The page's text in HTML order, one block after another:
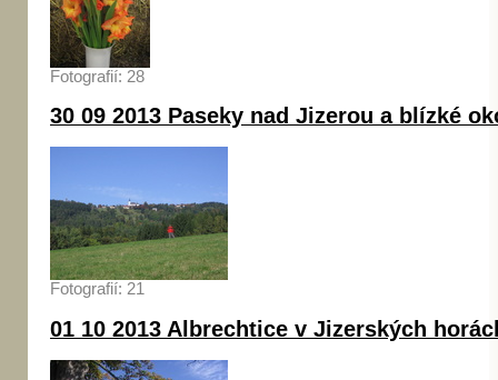
Fotografií: 28
30 09 2013 Paseky nad Jizerou a blízké
Fotografií: 21
01 10 2013 Albrechtice v Jizerských